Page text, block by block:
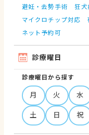
避妊・去勢手術
狂犬
マイクロチップ対応
ネット予約可
診療曜日
診療曜日から探す
月 火 水
土
日 祝